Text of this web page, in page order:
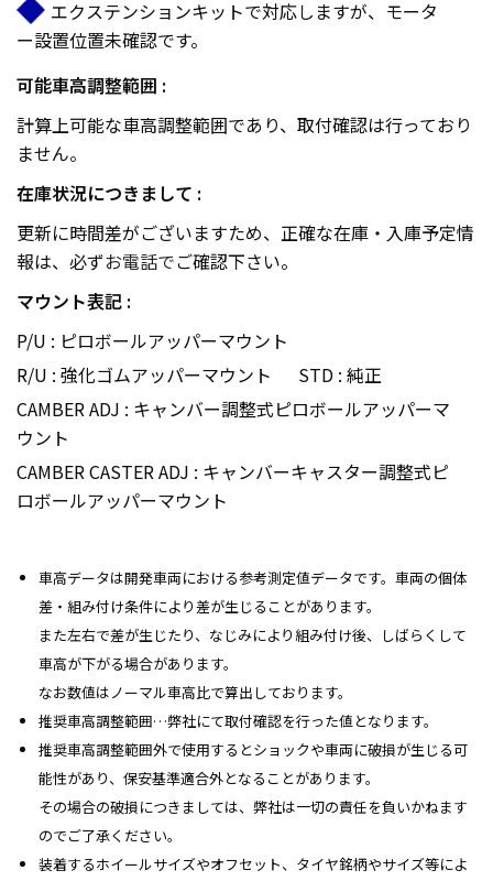
エクステンションキットで対応しますが、モータ
ー設置位置未確認です。
可能車高調整範囲 :
計算上可能な車高調整範囲であり、取付確認は行っており
ません。
在庫状況につきまして :
更新に時間差がございますため、正確な在庫・入庫予定情
報は、必ずお電話でご確認下さい。
マウント表記 :
P/U : ピロボールアッパーマウント
R/U : 強化ゴムアッパーマウント
STD : 純正
CAMBER ADJ : キャンバー調整式ピロボールアッパーマ
ウント
CAMBER CASTER ADJ : キャンバーキャスター調整式ピ
ロボールアッパーマウント
車高データは開発車両における参考測定値データです。車両の個体
差・組み付け条件により差が生じることがあります。
また左右で差が生じたり、なじみにより組み付け後、しばらくして
車高が下がる場合があります。
なお数値はノーマル車高比で算出しております。
推奨車高調整範囲…弊社にて取付確認を行った値となります。
推奨車高調整範囲外で使用するとショックや車両に破損が生じる可
能性があり、保安基準適合外となることがあります。
その場合の破損につきましては、弊社は一切の責任を負いかねます
のでご了承ください。
装着するホイールサイズやオフセット、タイヤ銘柄やサイズ等によ